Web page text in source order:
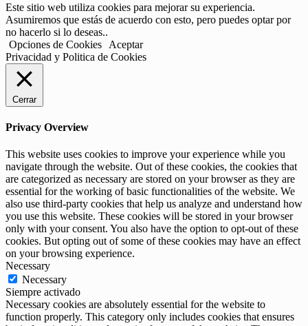
Este sitio web utiliza cookies para mejorar su experiencia.
Asumiremos que estás de acuerdo con esto, pero puedes optar por
no hacerlo si lo deseas..
Opciones de Cookies
Aceptar
Privacidad y Politica de Cookies
Cerrar
Privacy Overview
This website uses cookies to improve your experience while you
navigate through the website. Out of these cookies, the cookies that
are categorized as necessary are stored on your browser as they are
essential for the working of basic functionalities of the website. We
also use third-party cookies that help us analyze and understand how
you use this website. These cookies will be stored in your browser
only with your consent. You also have the option to opt-out of these
cookies. But opting out of some of these cookies may have an effect
on your browsing experience.
Necessary
Necessary
Siempre activado
Necessary cookies are absolutely essential for the website to
function properly. This category only includes cookies that ensures